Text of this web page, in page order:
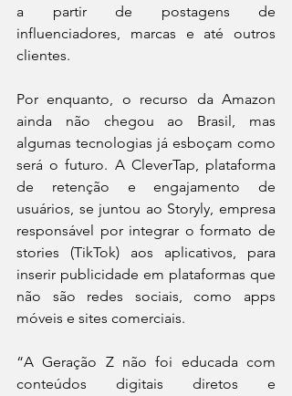
a partir de postagens de
influenciadores, marcas e até outros
clientes.
Por enquanto, o recurso da Amazon
ainda não chegou ao Brasil, mas
algumas tecnologias já esboçam como
será o futuro. A CleverTap, plataforma
de retenção e engajamento de
usuários, se juntou ao Storyly, empresa
responsável por integrar o formato de
stories (TikTok) aos aplicativos, para
inserir publicidade em plataformas que
não são redes sociais, como apps
móveis e sites comerciais.
“A Geração Z não foi educada com
conteúdos digitais diretos e